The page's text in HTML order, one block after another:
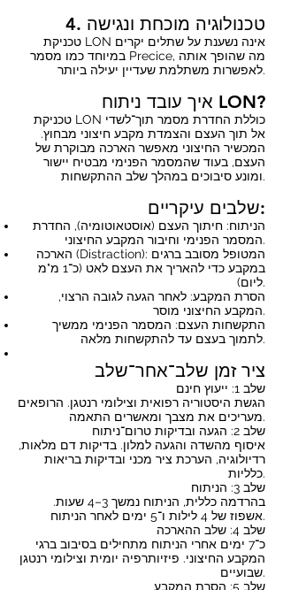
4. טכנולוגיה מוכחת ונגישה
טכניקת LON אינה נשענת על שתלים יקרים
במיוחד כמו מסמר Precice, מה שהופך אותה
לאפשרות משתלמת שעדיין יעילה ביותר.
איך עובד ניתוח LON?
טכניקת LON כוללת החדרת מסמר תוך־לשדי
אל תוך העצם והצמדת מקבע חיצוני מבחוץ.
המכשיר החיצוני מאפשר הארכה מבוקרת של
העצם, בעוד שהמסמר הפנימי מבטיח יישור
ומונע סיבוכים במהלך שלב ההתקשחות.
שלבים עיקריים:
הניתוח: חיתוך העצם (אוסטאוטומיה), החדרת
המסמר הפנימי וחיבור המקבע החיצוני.
הארכה (Distraction): המטופל מסובב ברגים
במקבע כדי להאריך את העצם לאט (כ־1 מ"מ
ליום).
הסרת המקבע: לאחר הגעה לגובה הרצוי,
המקבע החיצוני מוסר.
התקשחות העצם: המסמר הפנימי ממשיך
לתמוך בעצם עד להתקשחות מלאה.
ציר זמן שלב־אחר־שלב
שלב 1: ייעוץ חינם
הגשת היסטוריה רפואית וצילומי רנטגן. הרופאים
מעריכים את מצבך ומאשרים התאמה.
שלב 2: הגעה ובדיקות טרום־ניתוח
איסוף מהשדה והגעה למלון. בדיקות דם מלאות,
רדיולוגיה, הערכת ציר מכני ובדיקות בריאות
כלליות.
שלב 3: הניתוח
בהרדמה כללית, הניתוח נמשך 3–4 שעות.
אשפוז של 4 לילות ו־5 ימים לאחר הניתוח.
שלב 4: שלב ההארכה
כ־7 ימים אחרי הניתוח מתחילים בסיבוב ברגי
המקבע החיצוני. פיזיותרפיה יומית וצילומי רנטגן
שבועיים.
שלב 5: הסרת המקבע